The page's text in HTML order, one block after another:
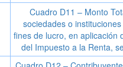
Cuadro D11 – Monto
sociedades o
fines de lucro, en aplicación
del Impuesto a la Renta,